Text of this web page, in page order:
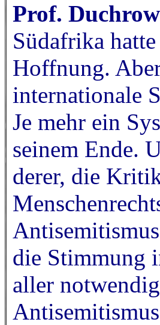
Prof.
Südafrika
Hoffnung.
internationale
Je mehr ein
seinem Ende.
derer, die
die Stimmung
aller